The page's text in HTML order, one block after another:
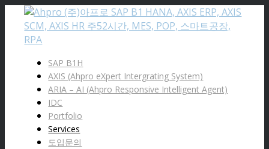
SAP B1H
AXIS (Ahpro eXpert Intergrating System)
ARIA – AI (Ahpro Responsive Intelligent Agent)
IDC
Portfolio
Services
도입문의